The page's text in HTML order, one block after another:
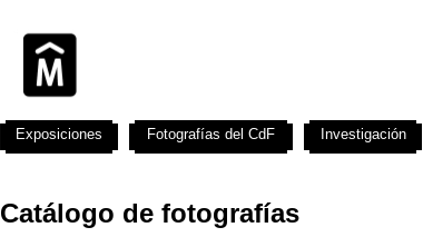
Catálogo de fotografías
Exposiciones Fotografías del CdF Investigación